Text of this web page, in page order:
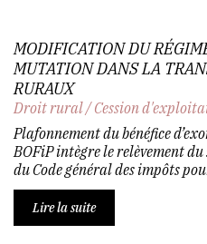
MODIFICATION DU
MUTATION DANS LA
RURAUX
Droit rural/Cession
Plafonnement du bénéfice
BOFiP intègre le relèvement
du Code général des impôts
Lire la suite